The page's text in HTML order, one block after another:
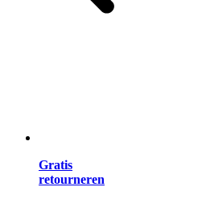
Gratis
retourneren